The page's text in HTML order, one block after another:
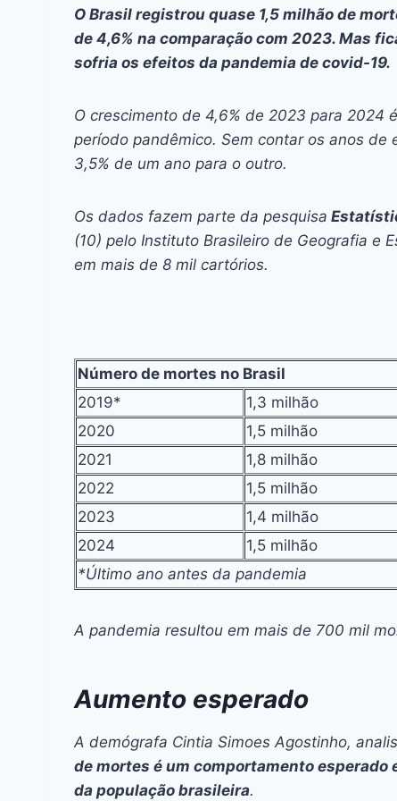
c
e
b
o
k
s
s
e
g
er
at
s
A
p
e
a
d
itt
er
er
e
st
k
e
dI
O Brasil registrou quase 1,5 milhão de
de 4,6% na comparação com 2023. Mas
sofria os efeitos da pandemia de covid-19.
O crescimento de 4,6% de 2023 para 2024
período pandêmico. Sem contar os anos
3,5% de um ano para o outro.
Os dados fazem parte da pesquisa
(10) pelo Instituto Brasileiro de Geografia e
em mais de 8 mil cartórios.
Número de mortes no Brasil
2019*
1,3 milhão
2020
1,5 milhão
2021
1,8 milhão
2022
1,5 milhão
2023
1,4 milhão
2024
1,5 milhão
*Último ano antes da pandemia
A pandemia resultou em mais de 700 mil
Aumento esperado
A demógrafa Cintia Simoes Agostinho,
de mortes é um comportamento
da população brasileira.